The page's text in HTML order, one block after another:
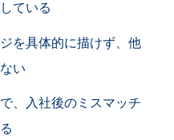
ている
を具体的に描けず、他
い
、入社後のミスマッチ